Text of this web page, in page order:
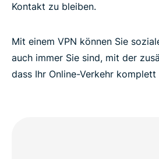
Kontakt zu bleiben.
Mit einem VPN können Sie
auch immer Sie sind, mit der
dass Ihr Online-Verkehr